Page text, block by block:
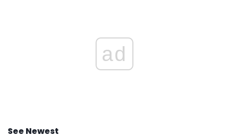
ad
See Newest